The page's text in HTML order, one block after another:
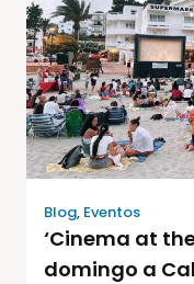
Blog, Eventos
‘Cinema at
domingo a